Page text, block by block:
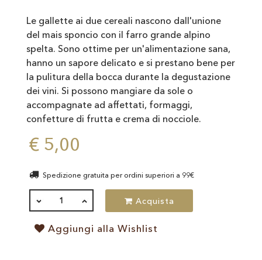
Le gallette ai due cereali nascono dall'unione
del mais sponcio con il farro grande alpino
spelta. Sono ottime per un'alimentazione sana,
hanno un sapore delicato e si prestano bene per
la pulitura della bocca durante la degustazione
dei vini. Si possono mangiare da sole o
accompagnate ad affettati, formaggi,
confetture di frutta e crema di nocciole.
€ 5,00
Spedizione gratuita per ordini superiori a 99€
QUANTITÀ Acquista
Aggiungi alla Wishlist